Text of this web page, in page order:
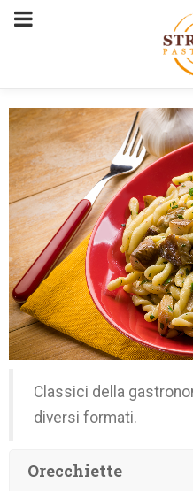
Pastificio
Classici della
diversi formati.
Orecchiette